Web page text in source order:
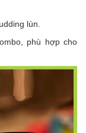
lùn.
phù hợp cho